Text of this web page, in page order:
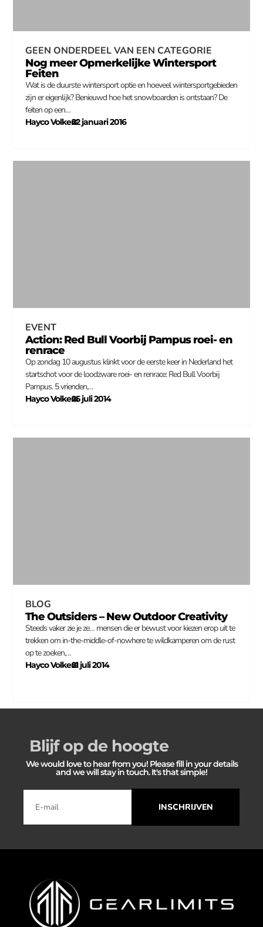
GEEN ONDERDEEL VAN EEN CATEGORIE
Nog meer Opmerkelijke Wintersport
Feiten
Wat is de duurste wintersport optie en hoeveel wintersportgebieden
zijn er eigenlijk? Benieuwd hoe het snowboarden is ontstaan? De
feiten op een…
Hayco Volkers
–
22 januari 2016
EVENT
Action: Red Bull Voorbij Pampus roei- en
renrace
Op zondag 10 augustus klinkt voor de eerste keer in Nederland het
startschot voor de loodzware roei- en renrace: Red Bull Voorbij
Pampus. 5 vrienden,…
Hayco Volkers
–
25 juli 2014
BLOG
The Outsiders – New Outdoor Creativity
Steeds vaker zie je ze… mensen die er bewust voor kiezen erop uit te
trekken om in-the-middle-of-nowhere te wildkamperen om de rust
op te zoeken,…
Hayco Volkers
–
21 juli 2014
Blijf op de hoogte
We would love to hear from you! Please fill in your details
and we will stay in touch. It's that simple!
INSCHRIJVEN